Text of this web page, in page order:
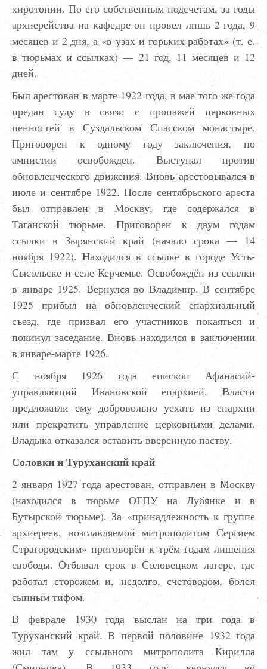
хиротонии. По его собственным подсчетам, за годы
архиерейства на кафедре он провел лишь 2 года, 9
месяцев и 2 дня, а «в узах и горьких работах» (т. е.
в тюрьмах и ссылках) — 21 год, 11 месяцев и 12
дней.
Был арестован в марте 1922 года, в мае того же года
предан суду в связи с пропажей церковных
ценностей в Суздальском Спасском монастыре.
Приговорен к одному году заключения, по
амнистии освобожден. Выступал против
обновленческого движения. Вновь арестовывался в
июле и сентябре 1922. После сентябрьского ареста
был отправлен в Москву, где содержался в
Таганской тюрьме. Приговорен к двум годам
ссылки в Зырянский край (начало срока — 14
ноября 1922). Находился в ссылке в городе Усть-
Сысольске и селе Керчемье. Освобождён из ссылки
в январе 1925. Вернулся во Владимир. В сентябре
1925 прибыл на обновленческий епархиальный
съезд, где призвал его участников покаяться и
покинул заседание. Вновь находился в заключении
в январе-марте 1926.
С ноября 1926 года епископ Афанасий-
управляющий Ивановской епархией. Власти
предложили ему добровольно уехать из епархии
или прекратить управление церковными делами.
Владыка отказался оставить вверенную паству.
Соловки и Туруханский край
2 января 1927 года арестован, отправлен в Москву
(находился в тюрьме ОГПУ на Лубянке и в
Бутырской тюрьме). За «принадлежность к группе
архиереев, возглавляемой митрополитом Сергием
Страгородским» приговорён к трём годам лишения
свободы. Отбывал срок в Соловецком лагере, где
работал сторожем и, недолго, счетоводом, болел
сыпным тифом.
В феврале 1930 года выслан на три года в
Туруханский край. В первой половине 1932 года
жил там у ссыльного митрополита Кирилла